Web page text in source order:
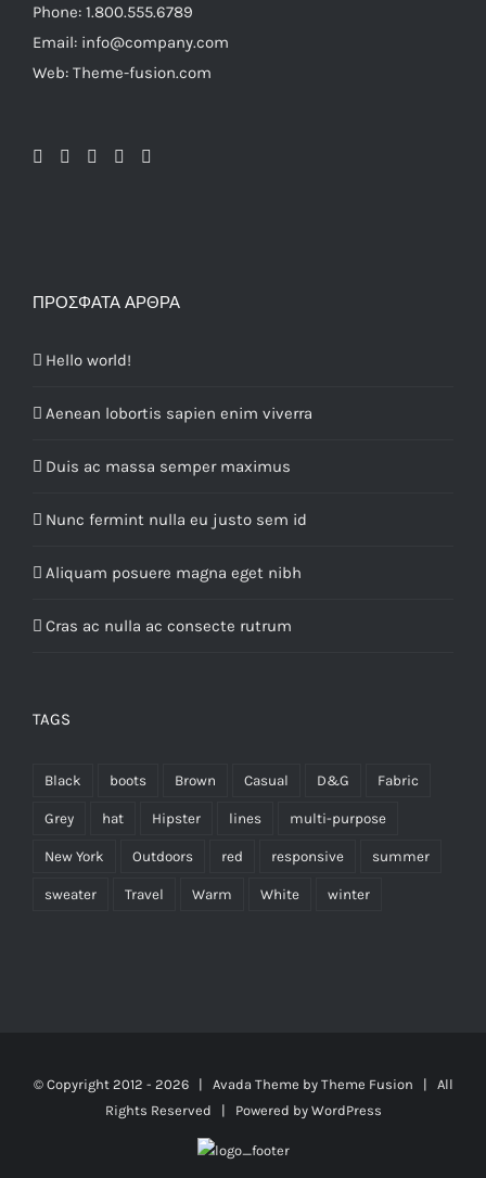
Phone: 1.800.555.6789
Email: info@company.com
Web: Theme-fusion.com
ΠΡΌΣΦΑΤΑ ΆΡΘΡΑ
Hello world!
Aenean lobortis sapien enim viverra
Duis ac massa semper maximus
Nunc fermint nulla eu justo sem id
Aliquam posuere magna eget nibh
Cras ac nulla ac consecte rutrum
TAGS
Black boots Brown Casual D&G Fabric
Grey hat Hipster lines multi-purpose
New York Outdoors red responsive summer
sweater Travel Warm White winter
© Copyright 2012 - 2026 | Avada Theme by Theme Fusion | All
Rights Reserved | Powered by WordPress